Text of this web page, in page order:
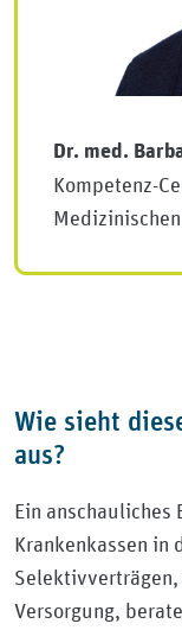
Dr. med.
Kompetenz-
Wie sieht
aus?
Ein
Krankenkassen in
Selektivverträgen,
Versorgung,